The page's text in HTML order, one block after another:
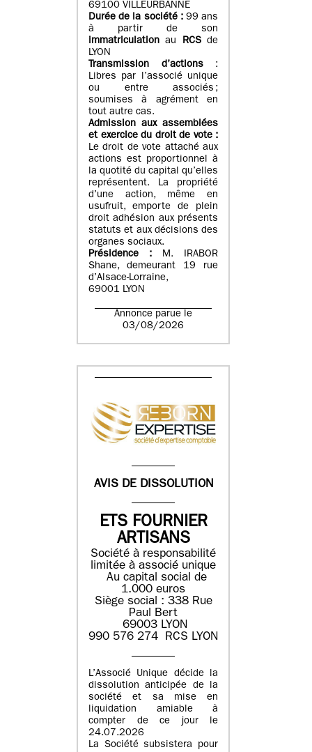
69100 VILLEURBANNE
Durée de la société :99 ans
à partir de son
immatriculation au RCSde
LYON
Transmission d’actions:
Libres par l’associé unique
ou entre associés ;
soumises à agrément en
tout autre cas.
Admission aux assemblées
et exercice du droit de vote :
Le droit de vote attaché aux
actions est proportionnel à
la quotité du capital qu’elles
représentent. La propriété
d’une action, même en
usufruit, emporte de plein
droit adhésion aux présents
statuts et aux décisions des
organes sociaux.
Présidence : M. IRABOR
Shane, demeurant 19 rue
d’Alsace-Lorraine,
69001 LYON
Annonce parue le
03/08/2026
AVIS DE DISSOLUTION
ETS FOURNIER
ARTISANS
Société à responsabilité
limitée à associé unique
Au capital social de
1.000 euros
Siège social : 338 Rue
Paul Bert
69003 LYON
990 576 274 RCS LYON
L’Associé Unique décide la
dissolution anticipée de la
société et sa mise en
liquidation amiable à
compter de ce jour le
24.07.2026
La Société subsistera pour